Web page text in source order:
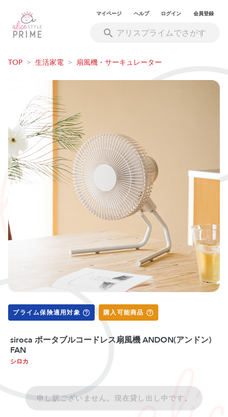
マイページ ヘルプ ログイン 会員登録
TOP > 生活家電 > 扇風機・サーキュレーター
プライム保険適用対象 購入可能商品
siroca ポータブルコードレス扇風機 ANDON(アンドン)
FAN
シロカ
申し訳ございません。現在貸し出し中です。